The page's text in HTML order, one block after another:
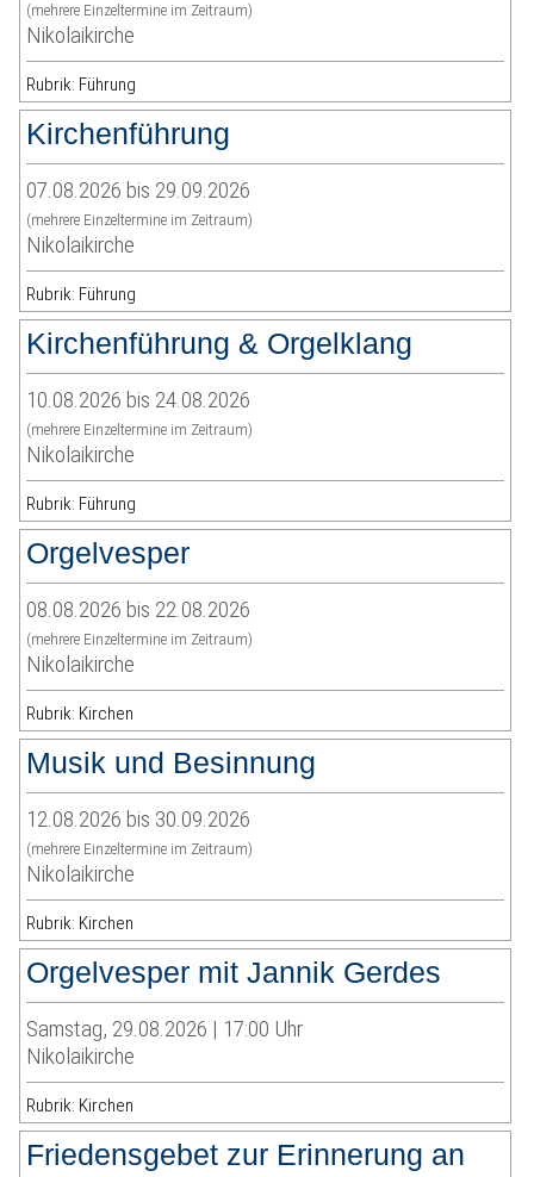
(mehrere Einzeltermine im Zeitraum)
Nikolaikirche
Rubrik: Führung
Kirchenführung
07.08.2026 bis 29.09.2026
(mehrere Einzeltermine im Zeitraum)
Nikolaikirche
Rubrik: Führung
Kirchenführung & Orgelklang
10.08.2026 bis 24.08.2026
(mehrere Einzeltermine im Zeitraum)
Nikolaikirche
Rubrik: Führung
Orgelvesper
08.08.2026 bis 22.08.2026
(mehrere Einzeltermine im Zeitraum)
Nikolaikirche
Rubrik: Kirchen
Musik und Besinnung
12.08.2026 bis 30.09.2026
(mehrere Einzeltermine im Zeitraum)
Nikolaikirche
Rubrik: Kirchen
Orgelvesper mit Jannik Gerdes
Samstag, 29.08.2026 | 17:00 Uhr
Nikolaikirche
Rubrik: Kirchen
Friedensgebet zur Erinnerung an